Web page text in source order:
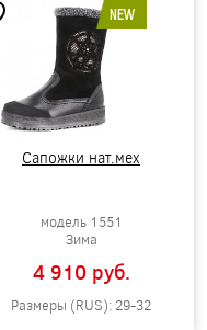
NEW
Сапожки нат.мех
модель 1551
Зима
4 910 pуб.
Размеры (RUS): 29-32